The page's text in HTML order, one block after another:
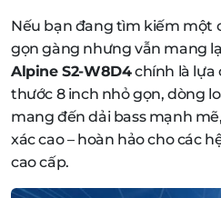
Nếu bạn đang tìm kiếm một
gọn gàng nhưng vẫn mang
Alpine S2-W8D4chính là lựa
thước 8 inch nhỏ gọn, dòng
mang đến dải bass mạnh
xác cao – hoàn hảo cho các
cao cấp.